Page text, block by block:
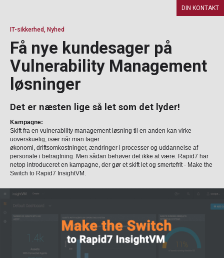
IT-sikkerhed, Nyhed
Få nye kundesager på
Vulnerability Management
løsninger
Det er næsten lige så let som det lyder!
Kampagne:
Skift fra en vulnerability management løsning til en anden kan virke
uoverskuelig, især når man tager
økonomi, driftsomkostninger, ændringer i processer og uddannelse af
personale i betragtning. Men sådan behøver det ikke at være. Rapid7 har
netop introduceret en kampagne, der gør et skift let og smertefrit - Make the
Switch to Rapid7 InsightVM.
DIN KONTAKT